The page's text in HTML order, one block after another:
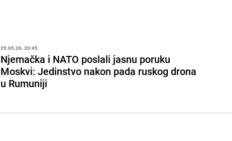
29.05.26. 20:45
Njemačka i NATO poslali jasnu poruku
Moskvi: Jedinstvo nakon pada ruskog drona
u Rumuniji